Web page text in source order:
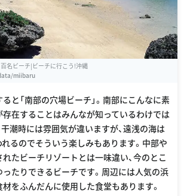
百名ビーチ|ビーチに行こう!沖縄
miibaru
と「南部の穴場ビーチ」。南部にこんなに素
在することはみんなが知っているわけでは
潮時には雰囲気が違いますが、遠浅の海は
るのでそういう楽しみもあります。中部や
たビーチリゾートとは一味違い、今のとこ
たりできるビーチです。周辺には人気の浜
をふんだんに使用した食堂もあります。